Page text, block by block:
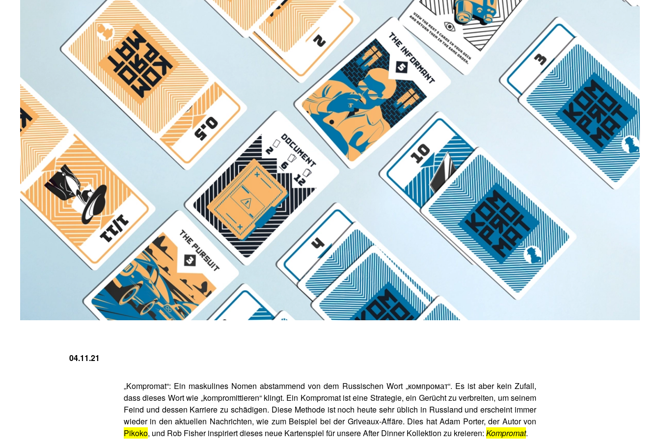
04.11.21
„Kompromat“: Ein maskulines Nomen abstammend von dem Russischen Wort „компромат“. Es ist aber kein Zufall,
dass dieses Wort wie „kompromittieren“ klingt. Ein Kompromat ist eine Strategie, ein Gerücht zu verbreiten, um seinem
Feind und dessen Karriere zu schädigen. Diese Methode ist noch heute sehr üblich in Russland und erscheint immer
wieder in den aktuellen Nachrichten, wie zum Beispiel bei der Griveaux-Affäre. Dies hat Adam Porter, der Autor von
Pikoko, und Rob Fisher inspiriert dieses neue Kartenspiel für unsere After Dinner Kollektion zu kreieren: Kompromat.